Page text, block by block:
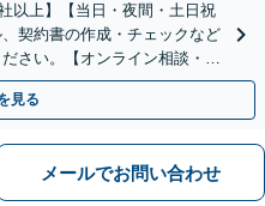
以上】【当日・夜間・土日祝
契約書の作成・チェックなど
さい。【オンライン相談・電
見る
メールでお問い合わせ